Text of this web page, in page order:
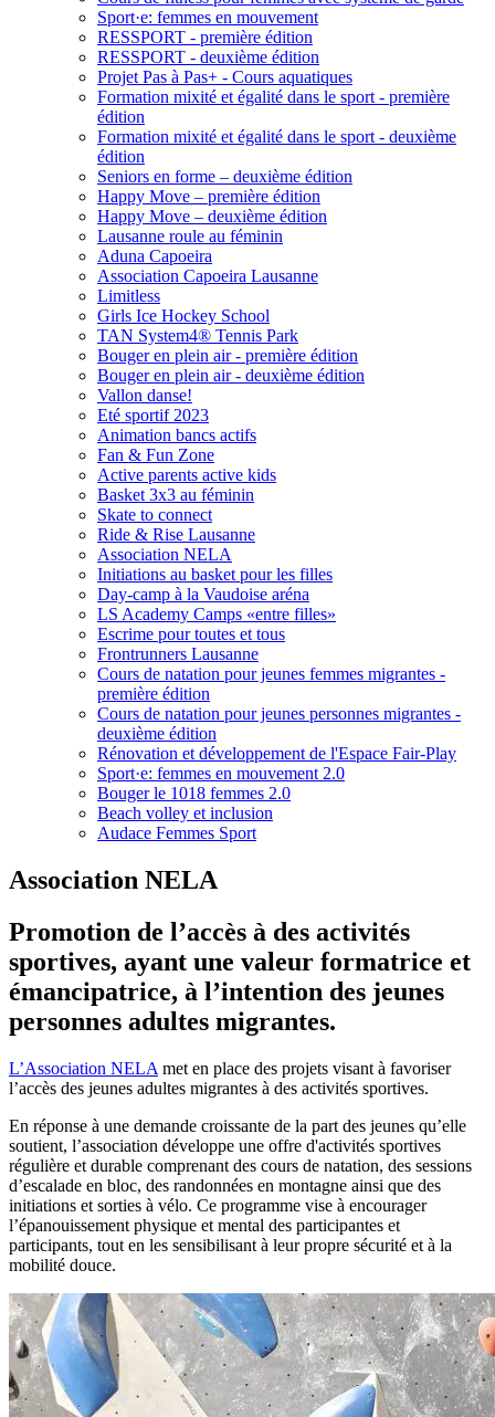
Sport·e: femmes en mouvement
RESSPORT - première édition
RESSPORT - deuxième édition
Projet Pas à Pas+ - Cours aquatiques
Formation mixité et égalité dans le sport - première
édition
Formation mixité et égalité dans le sport - deuxième
édition
Seniors en forme – deuxième édition
Happy Move – première édition
Happy Move – deuxième édition
Lausanne roule au féminin
Aduna Capoeira
Association Capoeira Lausanne
Limitless
Girls Ice Hockey School
TAN System4® Tennis Park
Bouger en plein air - première édition
Bouger en plein air - deuxième édition
Vallon danse!
Eté sportif 2023
Animation bancs actifs
Fan & Fun Zone
Active parents active kids
Basket 3x3 au féminin
Skate to connect
Ride & Rise Lausanne
Association NELA
Initiations au basket pour les filles
Day-camp à la Vaudoise aréna
LS Academy Camps «entre filles»
Escrime pour toutes et tous
Frontrunners Lausanne
Cours de natation pour jeunes femmes migrantes -
première édition
Cours de natation pour jeunes personnes migrantes -
deuxième édition
Rénovation et développement de l'Espace Fair-Play
Sport·e: femmes en mouvement 2.0
Bouger le 1018 femmes 2.0
Beach volley et inclusion
Audace Femmes Sport
Association NELA
Promotion de l’accès à des activités
sportives, ayant une valeur formatrice et
émancipatrice, à l’intention des jeunes
personnes adultes migrantes.
L’Association NELA met en place des projets visant à favoriser
l’accès des jeunes adultes migrantes à des activités sportives.
En réponse à une demande croissante de la part des jeunes qu’elle
soutient, l’association développe une offre d'activités sportives
régulière et durable comprenant des cours de natation, des sessions
d’escalade en bloc, des randonnées en montagne ainsi que des
initiations et sorties à vélo. Ce programme vise à encourager
l’épanouissement physique et mental des participantes et
participants, tout en les sensibilisant à leur propre sécurité et à la
mobilité douce.